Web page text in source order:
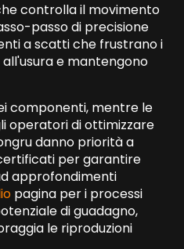
controlla il movimento
passo di precisione
a scatti che frustrano i
e mantengono
componenti, mentre le
operatori di ottimizzare
danno priorità a
per garantire
approfondimenti
pagina per i processi
di guadagno,
le riproduzioni